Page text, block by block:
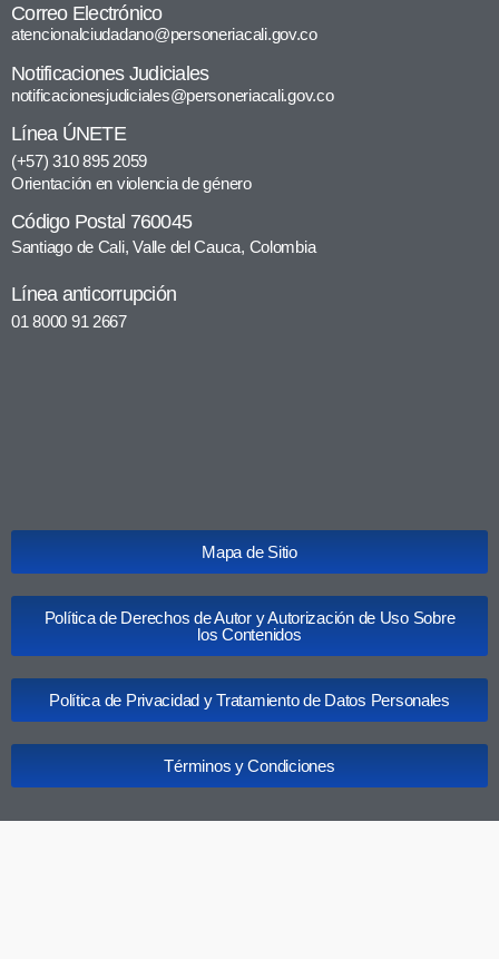
Correo Electrónico
atencionalciudadano@personeriacali.gov.co
Notificaciones Judiciales
notificacionesjudiciales@personeriacali.gov.co
Línea ÚNETE
(+57) 310 895 2059
Orientación en violencia de género
Código Postal 760045
Santiago de Cali, Valle del Cauca, Colombia
Línea anticorrupción
01 8000 91 2667
Mapa de Sitio
Política de Derechos de Autor y Autorización de Uso Sobre
los Contenidos
Política de Privacidad y Tratamiento de Datos Personales
Términos y Condiciones